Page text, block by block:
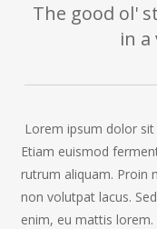
The good ol'
in a
Lorem ipsum dolor
Etiam euismod
rutrum aliquam. Proin
non volutpat lacus.
enim, eu mattis